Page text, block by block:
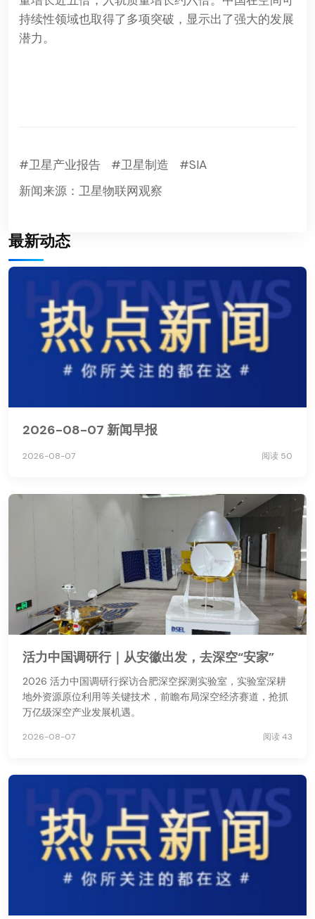
持续性领域也取得了多项突破，显示出了强大的发展
潜力。
#卫星产业报告 #卫星制造
#SIA
新闻来源：卫星物联网观察
最新动态
2026-08-07 新闻早报
2026-08-07 阅读 50
活力中国调研行｜从安徽出发，去深空“安家”
2026 活力中国调研行探访合肥深空探测实验室，实验室深耕
地外资源原位利用等关键技术，前瞻布局深空经济赛道，抢抓
万亿级深空产业发展机遇。
2026-08-07 阅读 43